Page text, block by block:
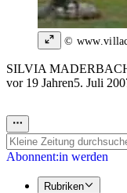
©
SILVIA
vor 19 Jahren5. Juli
Abonnent:in werden
Rubriken